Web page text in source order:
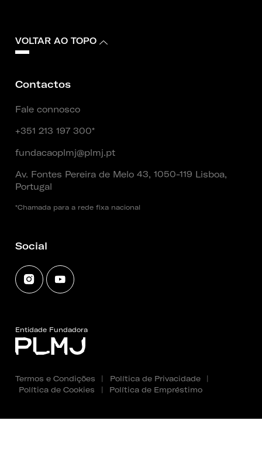
VOLTAR AO TOPO
Contactos
Fale connosco
+351 213 197 300*
fundacaoplmj@plmj.pt
Av. Fontes Pereira de Melo 43, 1050-119 Lisboa,
Portugal
*Chamada para a rede fixa nacional
Social
Entidade Fundadora
Termos e Condições | Política de Privacidade
|
Política de Cookies
| Política de Empréstimo